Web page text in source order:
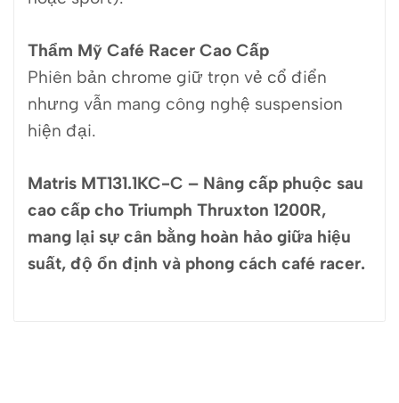
Thẩm Mỹ Café Racer Cao Cấp
Phiên bản chrome giữ trọn vẻ cổ điển
nhưng vẫn mang công nghệ suspension
hiện đại.
Matris MT131.1KC-C – Nâng cấp phuộc sau
cao cấp cho Triumph Thruxton 1200R,
mang lại sự cân bằng hoàn hảo giữa hiệu
suất, độ ổn định và phong cách café racer.